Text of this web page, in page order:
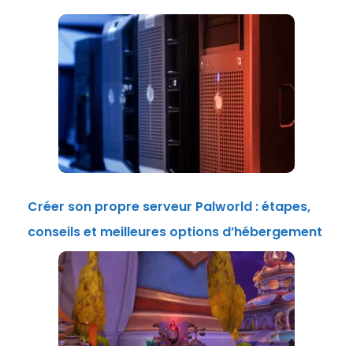
Créer son propre serveur Palworld : étapes,
conseils et meilleures options d’hébergement